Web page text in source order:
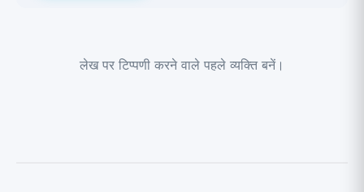
लेख पर टिप्पणी करने वाले पहले व्यक्ति बनें।